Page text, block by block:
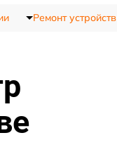
Ремонт устройств